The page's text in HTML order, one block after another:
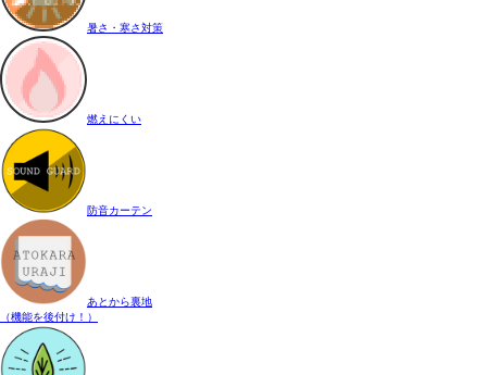
暑さ・寒さ対策
燃えにくい
防音カーテン
あとから裏地
（機能を後付け！）